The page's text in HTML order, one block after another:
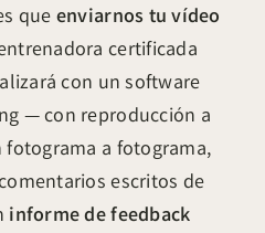
queenviarnos tu vídeo
certificada
con un software
— con reproducción a
a fotograma,
escritos de
informe de feedback